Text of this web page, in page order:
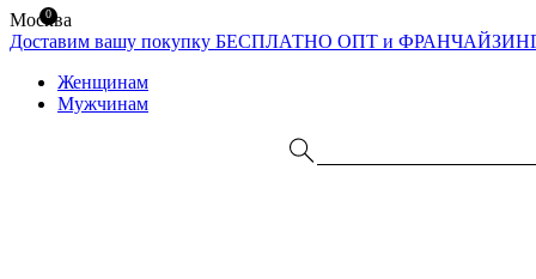
Москва
Доставим вашу покупку БЕСПЛАТНО ОПТ и
Женщинам
Мужчинам
0